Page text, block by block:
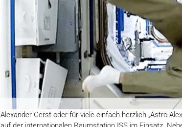
Alexander Gerst oder für viele einfach herzlich „Astro